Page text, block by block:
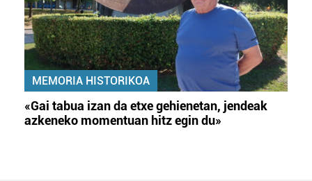
MEMORIA HISTORIKOA
«Gai tabua izan da etxe gehienetan, jendeak
azkeneko momentuan hitz egin du»